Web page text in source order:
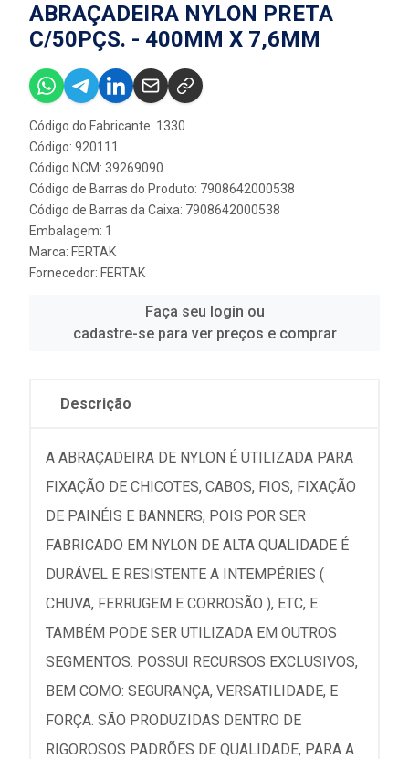
ABRAÇADEIRA NYLON PRETA
C/50PÇS. - 400MM X 7,6MM
Código do Fabricante: 1330
Código: 920111
Código NCM: 39269090
Código de Barras do Produto: 7908642000538
Código de Barras da Caixa: 7908642000538
Embalagem: 1
Marca: FERTAK
Fornecedor: FERTAK
Faça seu login ou
cadastre-se para ver preços e comprar
Descrição
A ABRAÇADEIRA DE NYLON É UTILIZADA PARA
FIXAÇÃO DE CHICOTES, CABOS, FIOS, FIXAÇÃO
DE PAINÉIS E BANNERS, POIS POR SER
FABRICADO EM NYLON DE ALTA QUALIDADE É
DURÁVEL E RESISTENTE A INTEMPÉRIES (
CHUVA, FERRUGEM E CORROSÃO ), ETC, E
TAMBÉM PODE SER UTILIZADA EM OUTROS
SEGMENTOS. POSSUI RECURSOS EXCLUSIVOS,
BEM COMO: SEGURANÇA, VERSATILIDADE, E
FORÇA. SÃO PRODUZIDAS DENTRO DE
RIGOROSOS PADRÕES DE QUALIDADE, PARA A